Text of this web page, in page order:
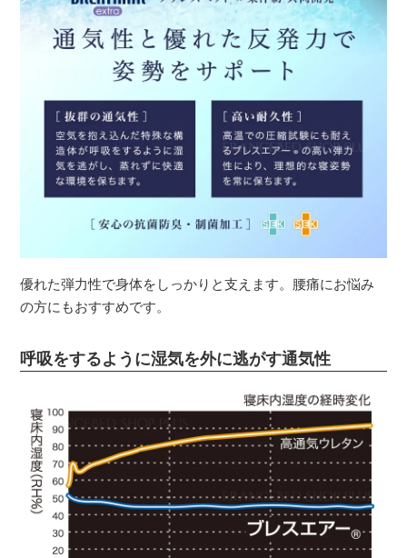
優れた弾力性で身体をしっかりと支えます。腰痛にお悩み
の方にもおすすめです。
呼吸をするように湿気を外に逃がす通気性